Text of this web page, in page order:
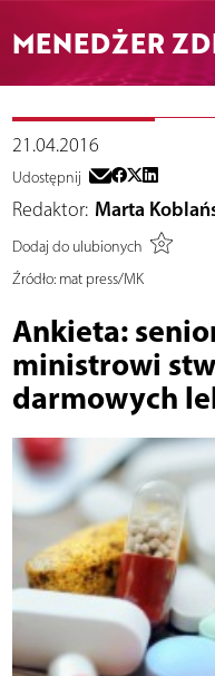
MENEDŻER
21.04.2016
Udostępnij
Redaktor: Marta
Dodaj do ulubionych
Źródło:mat press/MK
Ankieta:
ministrowi
darmowych